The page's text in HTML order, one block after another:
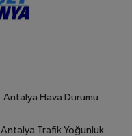
Antalya Hava Durumu
Antalya Trafik Yoğunluk